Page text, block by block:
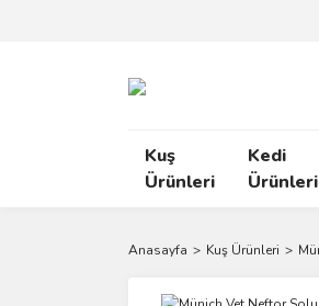
Kuş
Ürünleri
Kedi
Ürünleri
Anasayfa Kuş Ürünleri